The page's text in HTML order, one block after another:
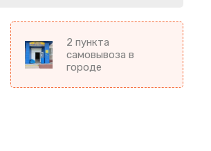
2 пункта
самовывоза в
городе